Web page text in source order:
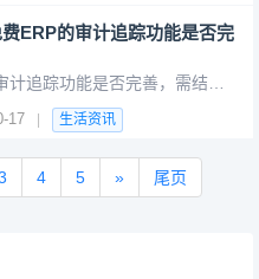
ERP的审计追踪功能是否完
17 生活资讯
4 5 » 尾页